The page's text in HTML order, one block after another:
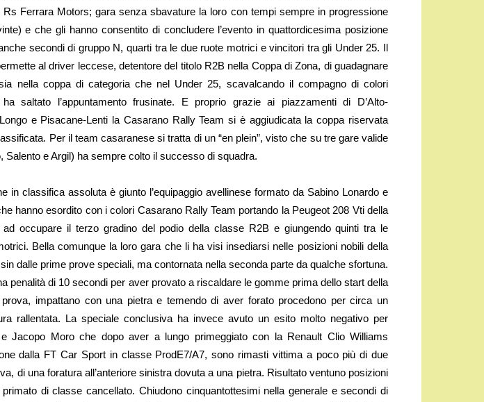
Rs Ferrara Motors; gara senza sbavature la loro con tempi sempre in progressione
e che gli hanno consentito di concludere l’evento in quattordicesima posizione
secondi di gruppo N, quarti tra le due ruote motrici e vincitori tra gli Under 25. Il
al driver leccese, detentore del titolo R2B nella Coppa di Zona, di guadagnare
nella coppa di categoria che nel Under 25, scavalcando il compagno di colori
saltato l’appuntamento frusinate. E proprio grazie ai piazzamenti di D’Alto-
e Pisacane-Lenti la Casarano Rally Team si è aggiudicata la coppa riservata
Per il team casaranese si tratta di un “en plein”, visto che su tre gare valide
Salento e Argil) ha sempre colto il successo di squadra.
in classifica assoluta è giunto l’equipaggio avellinese formato da Sabino Lonardo e
hanno esordito con i colori Casarano Rally Team portando la Peugeot 208 Vti della
ad occupare il terzo gradino del podio della classe R2B e giungendo quinti tra le
Bella comunque la loro gara che li ha visi insediarsi nelle posizioni nobili della
dalle prime prove speciali, ma contornata nella seconda parte da qualche sfortuna.
penalità di 10 secondi per aver provato a riscaldare le gomme prima dello start della
prova, impattano con una pietra e temendo di aver forato procedono per circa un
rallentata. La speciale conclusiva ha invece avuto un esito molto negativo per
Jacopo Moro che dopo aver a lungo primeggiato con la Renault Clio Williams
dalla FT Car Sport in classe ProdE7/A7, sono rimasti vittima a poco più di due
di una foratura all’anteriore sinistra dovuta a una pietra. Risultato ventuno posizioni
primato di classe cancellato. Chiudono cinquantottesimi nella generale e secondi di